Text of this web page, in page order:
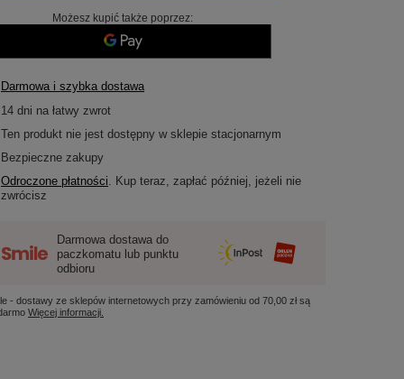
Możesz kupić także poprzez:
Darmowa i szybka dostawa
14 dni na łatwy zwrot
Ten produkt nie jest dostępny w sklepie stacjonarnym
Bezpieczne zakupy
Odroczone płatności. Kup teraz, zapłać później, jeżeli nie
zwrócisz
Darmowa dostawa do
paczkomatu lub punktu
odbioru
- dostawy ze sklepów internetowych przy zamówieniu od70,00 złsą
Więcej informacji.